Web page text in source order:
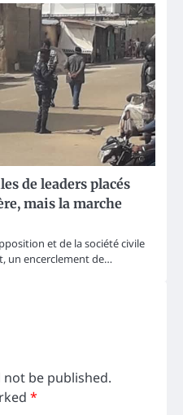
de leaders placés
mais la marche
et de la société civile
un encerclement de…
be published.
*